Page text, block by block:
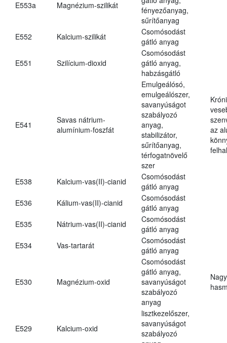
E553a Magnézium-szilikát
fényezőanyag,
sűrítőanyag
E552
Kalcium-szilikát
Csomósodást
gátló anyag
E551 Szilícium-dioxid
Csomósodást
gátló anyag,
habzásgátló
E541
Savas nátrium-
alumínium-foszfát
Emulgeálósó,
emulgeálószer,
savanyúságot
szabályozó
anyag,
stabilizátor,
sűrítőanyag,
térfogatnövelő
szer
az
E538 Kalcium-vas(II)-cianid
Csomósodást
gátló anyag
E536
Kálium-vas(II)-cianid
Csomósodást
gátló anyag
E535
Nátrium-vas(II)-cianid
Csomósodást
gátló anyag
E534
Vas-tartarát
Csomósodást
gátló anyag
E530 Magnézium-oxid
Csomósodást
gátló anyag,
savanyúságot
szabályozó
anyag
E529 Kalcium-oxid
lisztkezelőszer,
savanyúságot
szabályozó